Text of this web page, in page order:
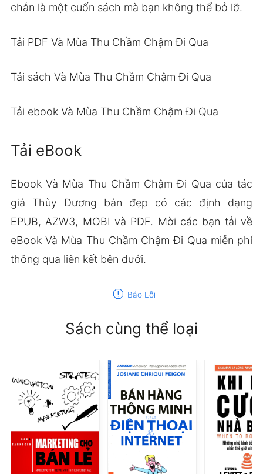
chắn là một cuốn sách mà bạn không thể bỏ lỡ.
Tải PDF Và Mùa Thu Chầm Chậm Đi Qua
Tải sách Và Mùa Thu Chầm Chậm Đi Qua
Tải ebook Và Mùa Thu Chầm Chậm Đi Qua
Tải eBook
Ebook Và Mùa Thu Chầm Chậm Đi Qua của tác
giả Thùy Dương bản đẹp có các định dạng
EPUB, AZW3, MOBI và PDF. Mời các bạn tải về
eBook Và Mùa Thu Chầm Chậm Đi Qua miễn phí
thông qua liên kết bên dưới.
report Báo Lỗi
Sách cùng thể loại